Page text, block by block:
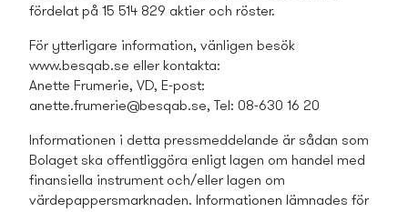
fördelat på 15 514 829 aktier och röster.
För ytterligare information, vänligen besök
www.besqab.se eller kontakta:
Anette Frumerie, VD, E-post:
anette.frumerie@besqab.se, Tel: 08-630 16 20
Informationen i detta press­meddelande är sådan som
Bolaget ska offentliggöra enligt lagen om handel med
finansiella instrument och/eller lagen om
värdepappersmarknaden. Informationen lämnades för